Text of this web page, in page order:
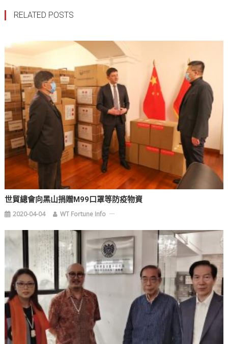
RELATED POSTS
世貿總會向黑山捐贈M99口罩等防疫物資
2020-04-04 WT Fortune Info